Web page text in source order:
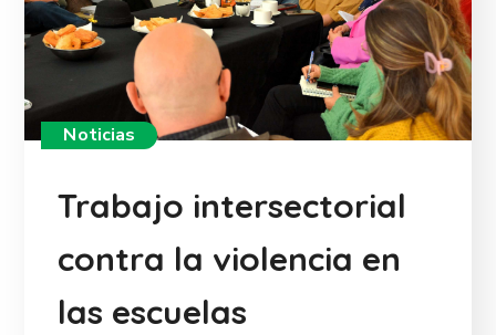
Noticias
Trabajo intersectorial
contra la violencia en
las escuelas